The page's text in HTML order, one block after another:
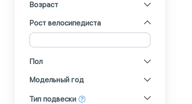
Возраст
Рост велосипедиста
Пол
Модельный год
Тип подвески